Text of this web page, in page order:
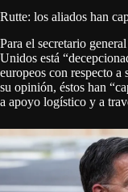
Rutte: los aliados han
Para el secretario
Unidos está
europeos con respecto
su opinión, éstos han
a apoyo logístico y a